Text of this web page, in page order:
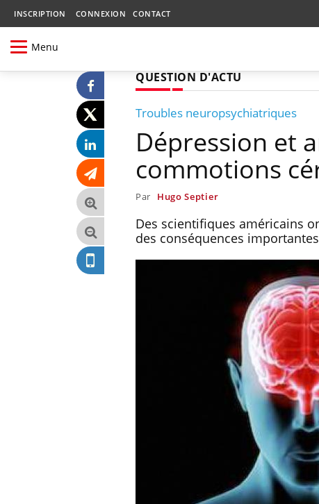
INSCRIPTION CONNEXION CONTACT
Menu
QUESTION D'ACTU
Troubles neuropsychiatriques
Dépression et
commotions
Par Hugo Septier
Des scientifiques américains
des conséquences